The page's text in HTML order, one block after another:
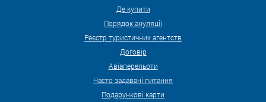
Де купити
Порядок ануляції
Реєстр туристичних агентств
Договір
Авіаперельоти
Часто задавані питання
Подарункові карти